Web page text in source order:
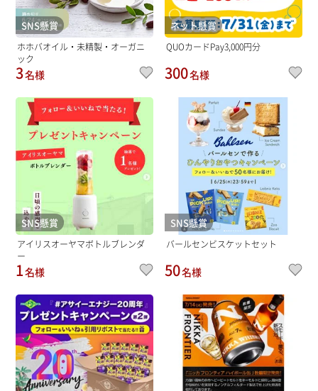
SNS懸賞
ホホバオイル・未精製・オーガニ
ック
3名様
ネット懸賞
QUOカードPay3,000円分
300名様
SNS懸賞
アイリスオーヤマボトルブレンダ
ー
1名様
SNS懸賞
バールセンビスケットセット
50名様